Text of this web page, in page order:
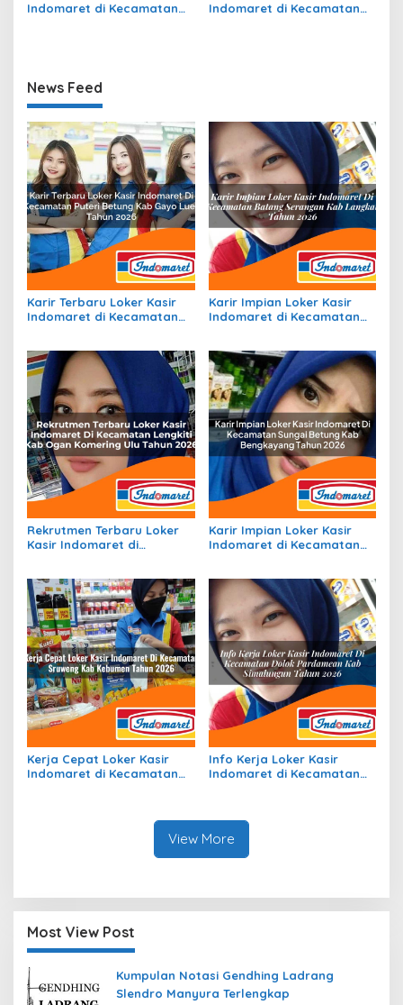
Indomaret di Kecamatan
Indomaret di Kecamatan
News Feed
Karir Terbaru Loker Kasir
Indomaret di Kecamatan
Karir Impian Loker Kasir
Indomaret di Kecamatan
Rekrutmen Terbaru Loker
Kasir Indomaret di
2026
Karir Impian Loker Kasir
Indomaret di Kecamatan
Kerja Cepat Loker Kasir
Indomaret di Kecamatan
Info Kerja Loker Kasir
Indomaret di Kecamatan
View More
Most View Post
Kumpulan Notasi Gendhing Ladrang
Slendro Manyura Terlengkap